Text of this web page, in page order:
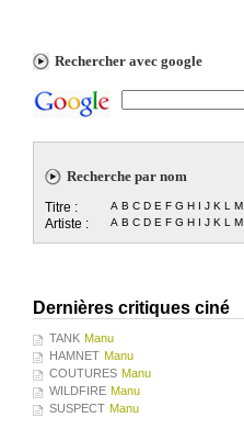
Rechercher avec google
Recherche par nom
Titre : A B C D E F G H I J K L M
Artiste : A B C D E F G H I J K L M
Dernières critiques ciné
TANK Manu
HAMNET Manu
COUTURES Manu
WILDFIRE Manu
SUSPECT Manu